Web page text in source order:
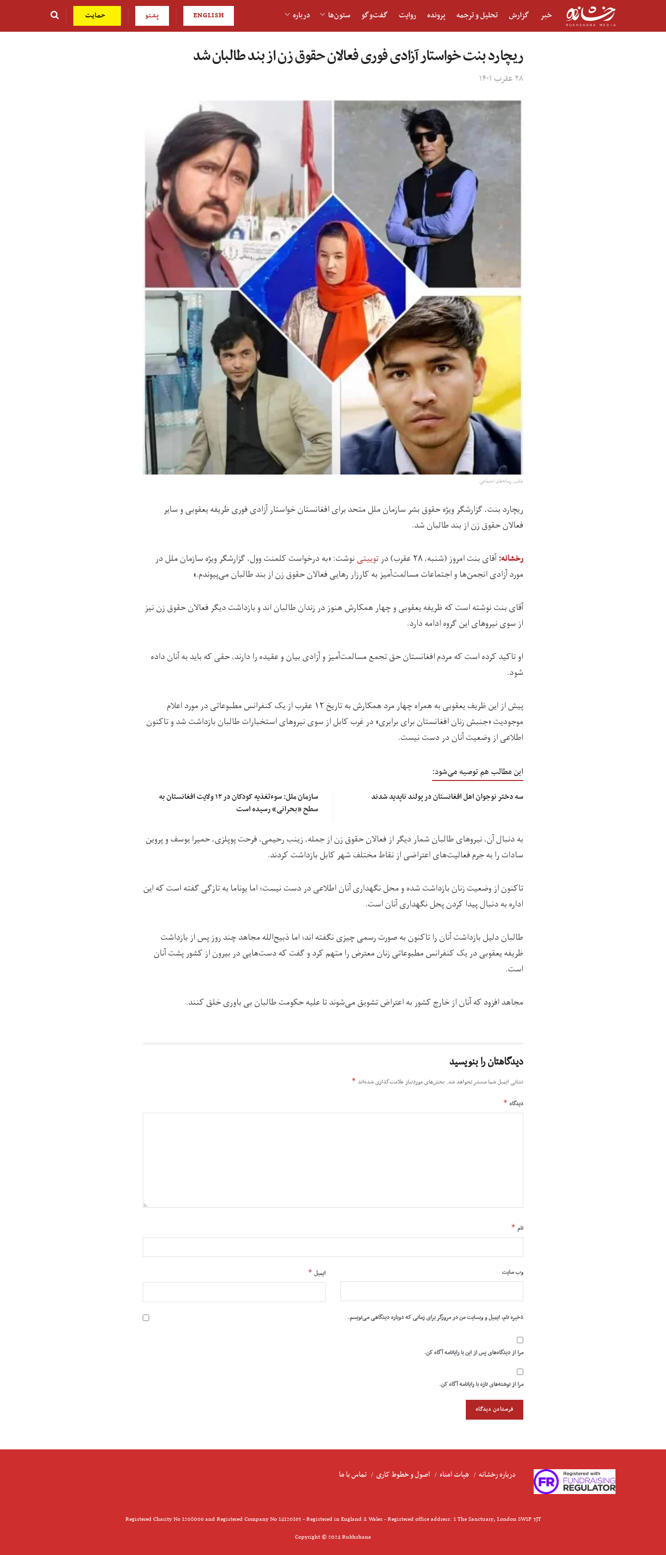
خبر گزارش تحلیل و ترجمه پرونده روایت گفت‌و‎گو ستون‌ها درباره ENGLISH پشتو حمایت
ریچارد بنت خواستار آزادی فوری فعالان حقوق زن از بند طالبان شد
۲۸ عقرب ۱۴۰۱
عکس:‌ رسانه‌های اجتماعی.
ریچارد بنت، گزارشگر ویژه حقوق بشر سازمان ملل متحد برای افغانستان خواستار آزادی فوری ظریفه یعقوبی و سایر
فعالان حقوق زن از بند طالبان شد.
رخشانه:آقای بنت امروز (شنبه، ۲۸ عقرب) در توییتینوشت: «به درخواست کلمنت وول، گزارشگر ویژه سازمان ملل در
مورد آزادی انجمن‌ها و اجتماعات مسالمت‌آمیز به کارزار رهایی فعالان حقوق زن از بند طالبان می‌پیوندم.»
آقای بنت نوشته است که ظریفه یعقوبی و چهار همکارش هنوز در زندان طالبان اند و بازداشت دیگر فعالان حقوق زن نیز
از سوی نیروهای این گروه ادامه دارد.
او تاکید کرده است که مردم افغانستان حق تجمع مسالمت‌آمیز و آزادی بیان و عقیده را دارند، حقی که باید به آنان داده
شود.
پیش از این ظریف یعقوبی به همراه چهار مرد همکارش به تاریخ ۱۲ عقرب از یک کنفرانس مطبوعاتی در مورد اعلام
موجودیت «جنبش زنان افغانستان برای برابری» در غرب کابل از سوی نیروهای استخبارات طالبان بازداشت شد و تاکنون
اطلاعی از وضعیت آنان در دست نیست.
این مطالب هم توصیه می‌شود:
سه دختر نوجوان اهل افغانستان در پولند ناپدید شدند
سازمان ملل: سوءتغذیه کودکان در ۱۲ ولایت‌ افغانستان به
سطح «بحرانی» رسیده است
به دنبال آن، نیروهای طالبان شمار دیگر از فعالان حقوق زن از جمله، زینب رحیمی، فرحت پوپلزی، حمیرا یوسف و پروین
سادات را به جرم فعالیت‌های اعتراضی از نقاط مختلف شهر کابل بازداشت کردند.
تاکنون از وضعیت زنان بازداشت‌ شده و محل نگهداری آنان اطلاعی در دست نیست؛ اما یوناما به تازگی گفته است که این
اداره به دنبال پیدا کردن پحل نگهداری آنان است.
طالبان دلیل بازداشت آنان را تاکنون به صورت رسمی چیزی نگفته اند؛ اما ذبیح‌الله مجاهد چند روز پس از بازداشت
ظریفه یعقوبی در یک کنفرانس مطبوعاتی زنان معترض را متهم کرد و گفت که دست‌هایی در بیرون از کشور پشت آنان
است.
مجاهد افزود که آنان از خارج کشور به اعتراض تشویق می‌شوند تا علیه حکومت طالبان بی باوری خلق کنند.
دیدگاهتان را بنویسید
نشانی ایمیل شما منتشر نخواهد شد. بخش‌های موردنیاز علامت‌گذاری شده‌اند *
دیدگاه *
نام *
ایمیل * وب‌ سایت
ذخیره نام، ایمیل و وبسایت من در مرورگر برای زمانی که دوباره دیدگاهی می‌نویسم.
مرا از دیدگاه‌های پس از این با رایانامه آگاه کن.
مرا از نوشته‌های تازه با رایانامه آگاه کن.
درباره رخشانه هیات امناء اصول و خطوط کاری تماس با ما
Registered Charity No 1208006 and Registered Company No 14120163 - Registered in England & Wales - Registered office address: 1 The Sanctuary, London SW1P 3JT
Copyright © 2024 Rukhshana